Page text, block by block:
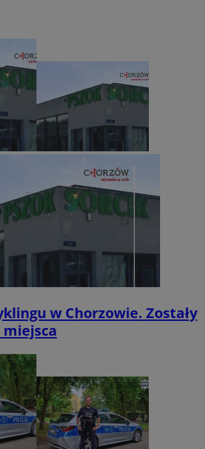
w Chorzowie. Zostały